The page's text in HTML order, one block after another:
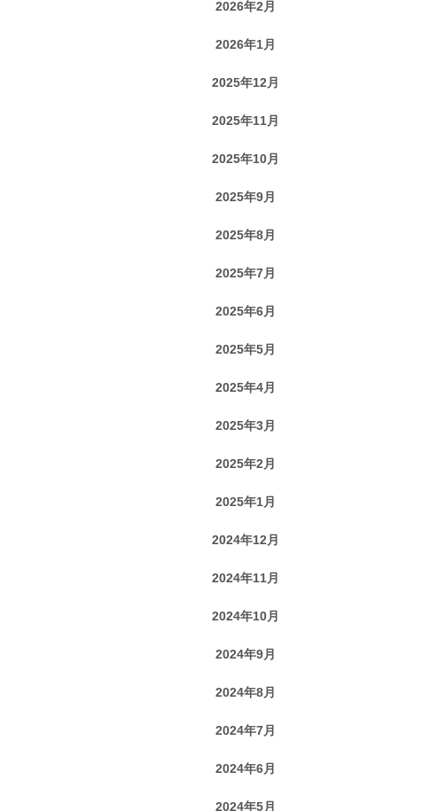
2026年2月
2026年1月
2025年12月
2025年11月
2025年10月
2025年9月
2025年8月
2025年7月
2025年6月
2025年5月
2025年4月
2025年3月
2025年2月
2025年1月
2024年12月
2024年11月
2024年10月
2024年9月
2024年8月
2024年7月
2024年6月
2024年5月